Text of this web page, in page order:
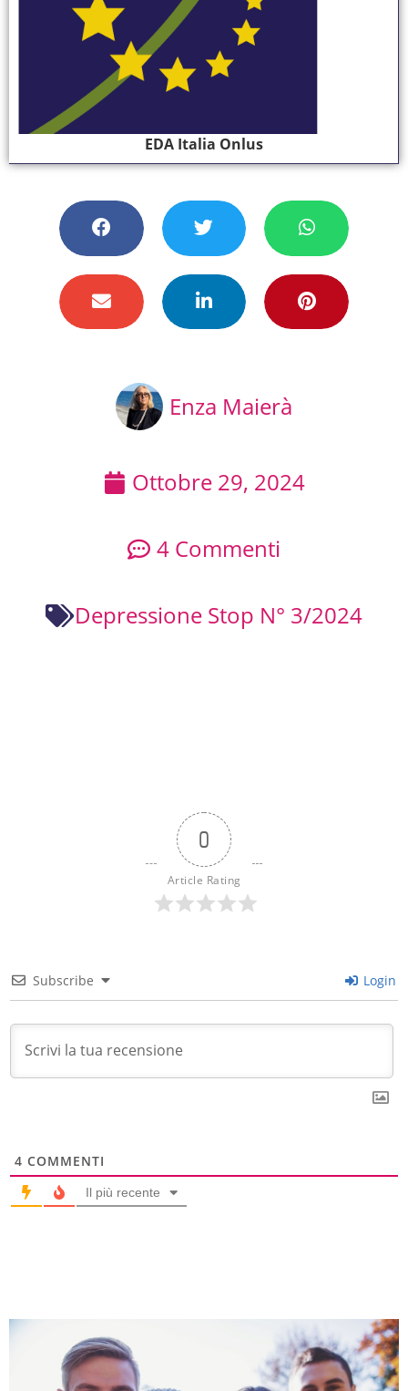
EDA Italia Onlus
Enza Maierà
Ottobre 29, 2024
4 Commenti
Depressione Stop N° 3/2024
0
Article Rating
Subscribe Login
4 COMMENTI
Il più recente